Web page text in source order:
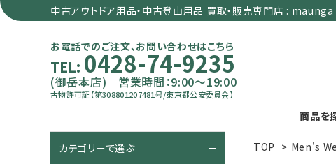
中古アウトドア用品・中古登山用品 買取・販売専門店 : maunga
お電話でのご注文、お問い合わせはこちら
TEL: 0428-74-9235
(御岳本店) 営業時間：9:00～19:00
古物許可証【第308801207481号/東京都公安委員会】
商品を
TOP > Men's
カテゴリーで選ぶ